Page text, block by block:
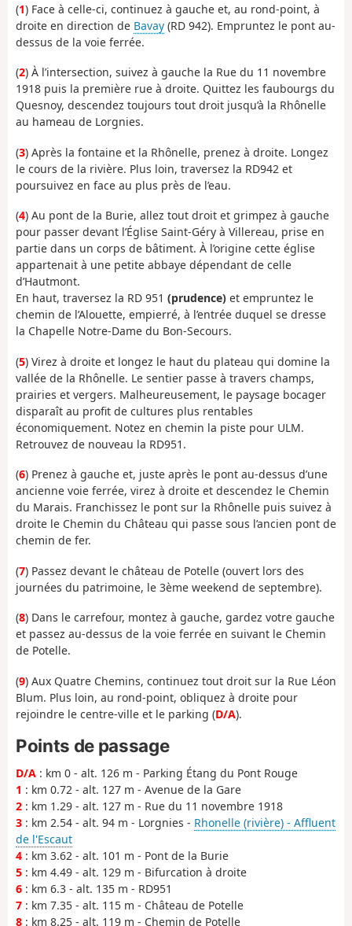
(1) Face à celle-ci, continuez à gauche et, au rond-point, à
droite en direction de Bavay (RD 942). Empruntez le pont au-
dessus de la voie ferrée.
(2) À l’intersection, suivez à gauche la Rue du 11 novembre
1918 puis la première rue à droite. Quittez les faubourgs du
Quesnoy, descendez toujours tout droit jusqu’à la Rhônelle
au hameau de Lorgnies.
(3) Après la fontaine et la Rhônelle, prenez à droite. Longez
le cours de la rivière. Plus loin, traversez la RD942 et
poursuivez en face au plus près de l’eau.
(4) Au pont de la Burie, allez tout droit et grimpez à gauche
pour passer devant l’Église Saint-Géry à Villereau, prise en
partie dans un corps de bâtiment. À l’origine cette église
appartenait à une petite abbaye dépendant de celle
d’Hautmont.
En haut, traversez la RD 951 (prudence) et empruntez le
chemin de l’Alouette, empierré, à l’entrée duquel se dresse
la Chapelle Notre-Dame du Bon-Secours.
(5) Virez à droite et longez le haut du plateau qui domine la
vallée de la Rhônelle. Le sentier passe à travers champs,
prairies et vergers. Malheureusement, le paysage bocager
disparaît au profit de cultures plus rentables
économiquement. Notez en chemin la piste pour ULM.
Retrouvez de nouveau la RD951.
(6) Prenez à gauche et, juste après le pont au-dessus d’une
ancienne voie ferrée, virez à droite et descendez le Chemin
du Marais. Franchissez le pont sur la Rhônelle puis suivez à
droite le Chemin du Château qui passe sous l’ancien pont de
chemin de fer.
(7) Passez devant le château de Potelle (ouvert lors des
journées du patrimoine, le 3ème weekend de septembre).
(8) Dans le carrefour, montez à gauche, gardez votre gauche
et passez au-dessus de la voie ferrée en suivant le Chemin
de Potelle.
(9) Aux Quatre Chemins, continuez tout droit sur la Rue Léon
Blum. Plus loin, au rond-point, obliquez à droite pour
rejoindre le centre-ville et le parking (D/A).
Points de passage
D/A : km 0 - alt. 126 m - Parking Étang du Pont Rouge
1 : km 0.72 - alt. 127 m - Avenue de la Gare
2 : km 1.29 - alt. 127 m - Rue du 11 novembre 1918
3 : km 2.54 - alt. 94 m - Lorgnies - Rhonelle (rivière) - Affluent
de l'Escaut
4 : km 3.62 - alt. 101 m - Pont de la Burie
5 : km 4.49 - alt. 129 m - Bifurcation à droite
6 : km 6.3 - alt. 135 m - RD951
7 : km 7.35 - alt. 115 m - Château de Potelle
8 : km 8.25 - alt. 119 m - Chemin de Potelle